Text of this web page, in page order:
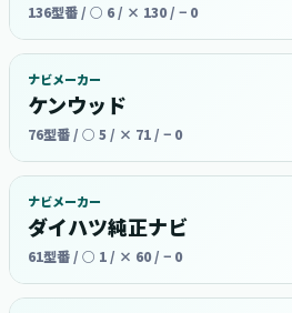
136型番 / ○ 6 / × 130 / − 0
ナビメーカー
ケンウッド
76型番 / ○ 5 / × 71 / − 0
ナビメーカー
ダイハツ純正ナビ
61型番 / ○ 1 / × 60 / − 0